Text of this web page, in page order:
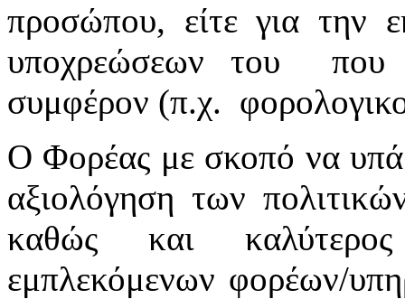
προσώπου, είτε για την
υποχρεώσεων του που
συμφέρον (π.χ.
Ο Φορέας με σκοπό να
αξιολόγηση των
καθώς και
εμπλεκόμενων φορέων/